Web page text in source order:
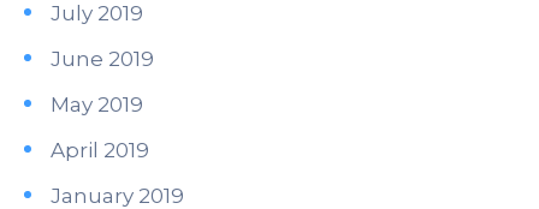
July 2019
June 2019
May 2019
April 2019
January 2019